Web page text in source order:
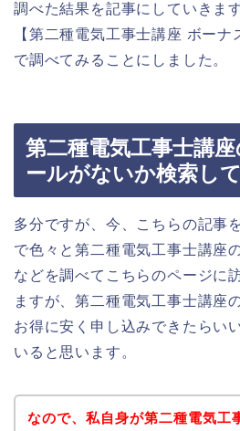
調べた結果を記事にしていきま
【第二種電気工事士講座 ボー
で調べてみることにしました。
第二種電気工事士講
ールがないか検索し
多分ですが、今、こちらの記事
で色々と第二種電気工事士講座
などを調べてこちらのページに
ますが、第二種電気工事士講座
お得に安く申し込みできたらい
いると思います。
なので、私自身が第二種電気工